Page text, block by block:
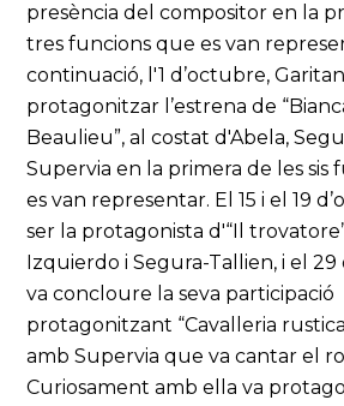
presència del compositor en la
tres funcions que es van
continuació, l'1 d’octubre,
protagonitzar l’estrena de
Beaulieu”, al costat d'Abela,
Supervia en la primera de les sis
es van representar. El 15 i el 19
ser la protagonista d'“Il
Izquierdo i Segura-Tallien, i el 29
va concloure la seva participació
protagonitzant “Cavalleria
amb Supervia que va cantar el
Curiosament amb ella va